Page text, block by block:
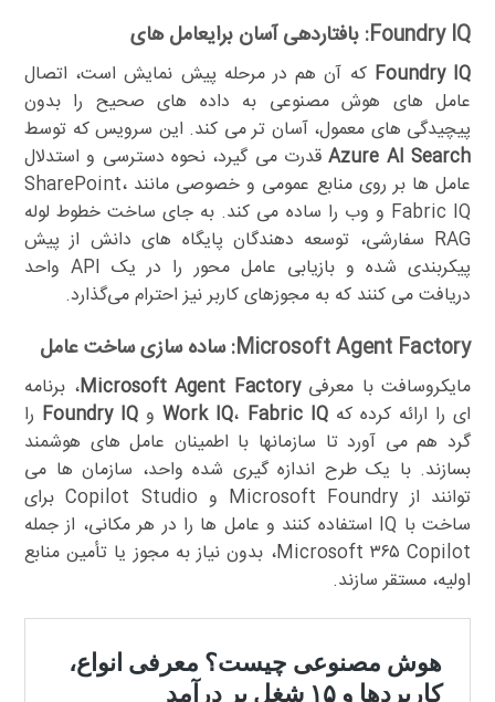
Foundry IQ: بافتاردهی آسان برایعامل های
Foundry IQ که آن هم در مرحله پیش نمایش است، اتصال
عامل های هوش مصنوعی به داده های صحیح را بدون
پیچیدگی های معمول، آسان تر می کند. این سرویس که توسط
Azure AI Searchقدرت می گیرد، نحوه دسترسی و استدلال
عامل ها بر روی منابع عمومی و خصوصی مانند SharePoint،
Fabric IQ و وب را ساده می کند. به جای ساخت خطوط لوله
RAG سفارشی، توسعه دهندگان پایگاه های دانش از پیش
پیکربندی شده و بازیابی عامل محور را در یک API واحد
دریافت می کنند که به مجوزهای کاربر نیز احترام می‌گذارد.
Microsoft Agent Factory: ساده سازی ساخت عامل
مایکروسافت با معرفیMicrosoft Agent Factory، برنامه
ای را ارائه کرده که
Work IQ، Fabric IQ و Foundry IQ را
گرد هم می آورد تا سازمانها با اطمینان عامل های هوشمند
بسازند. با یک طرح اندازه گیری شده واحد، سازمان ها می
توانند از Microsoft Foundry و Copilot Studio برای
ساخت با IQ استفاده کنند و عامل ها را در هر مکانی، از جمله
Microsoft ۳۶۵ Copilot، بدون نیاز به مجوز یا تأمین منابع
اولیه، مستقر سازند.